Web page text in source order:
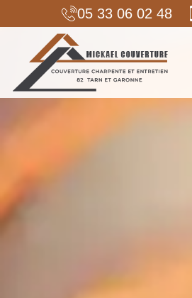
05 33 06 02 48